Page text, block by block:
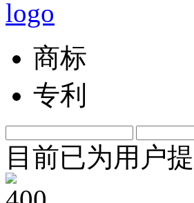
商标
专利
目前已为用户提